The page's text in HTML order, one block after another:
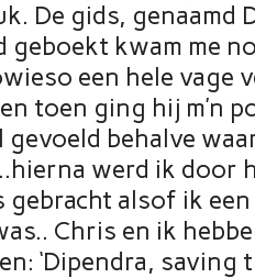
De gids, genaamd
geboekt kwam me
een hele vage
toen ging hij m’n
behalve
werd ik door
gebracht alsof ik
Chris en ik
‘Dipendra, saving